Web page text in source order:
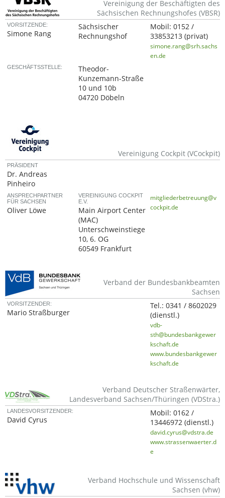
Vereinigung der Beschäftigten des
Sächsischen Rechnungshofes (VBSR)
VORSITZENDE:
Simone Rang
Sächsischer
Rechnungshof
Mobil:0152 /
33853213(privat)
simone.rang@srh.sachs
en.de
GESCHÄFTSSTELLE:
Theodor-
Kunzemann-Straße
10 und 10b
04720 Döbeln
Vereinigung Cockpit (VCockpit)
PRÄSIDENT
Dr. Andreas
Pinheiro
ANSPRECHPARTNER
FÜR SACHSEN
Oliver Löwe
VEREINIGUNG COCKPIT
E.V.
Main Airport Center
(MAC)
Unterschweinstiege
10, 6. OG
60549 Frankfurt
mitgliederbetreuung@v
cockpit.de
Verband der Bundesbankbeamten
Sachsen
VORSITZENDER:
Mario Straßburger
Tel.:0341 / 8602029
(dienstl.)
vdb-
sth@bundesbankgewer
kschaft.de
www.bundesbankgewer
kschaft.de
Verband Deutscher Straßenwärter,
Landesverband Sachsen/Thüringen (VDStra.)
LANDESVORSITZENDER:
David Cyrus
Mobil:0162 /
13446972(dienstl.)
david.cyrus@vdstra.de
www.strassenwaerter.d
e
Verband Hochschule und Wissenschaft
Sachsen (vhw)